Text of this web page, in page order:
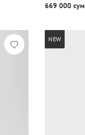
669 000 сум
NEW